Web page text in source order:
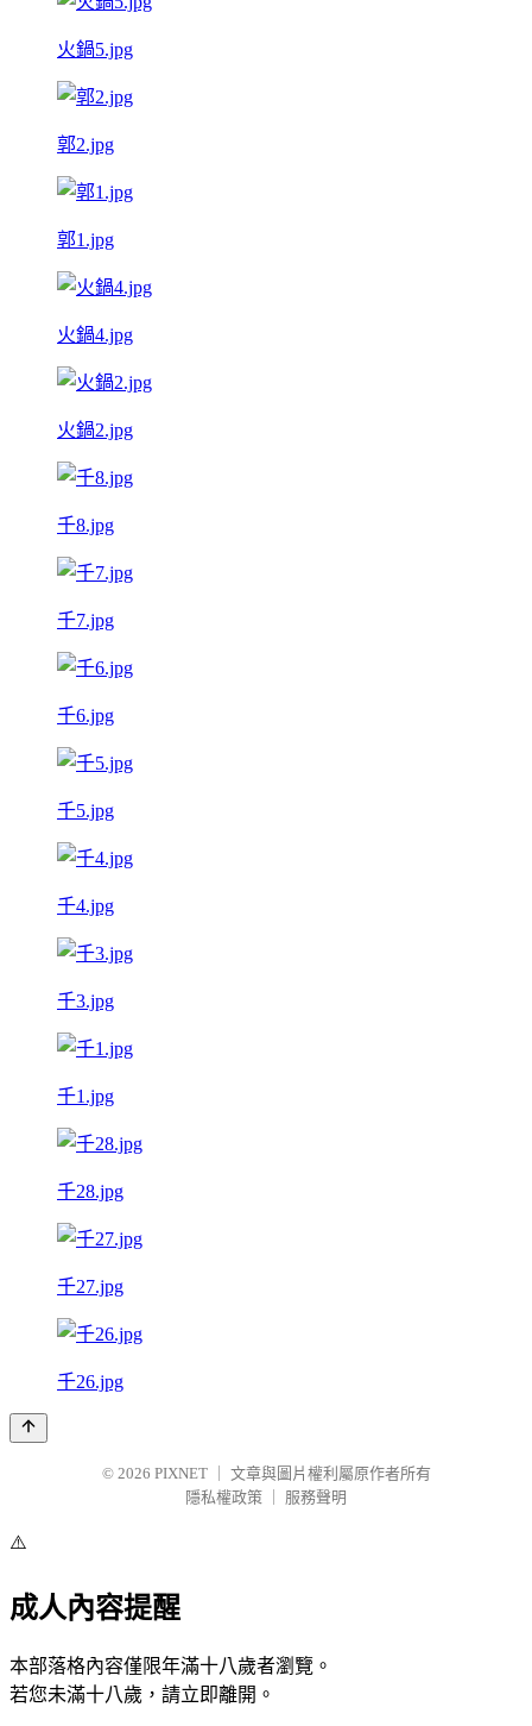
火鍋5.jpg
郭2.jpg
郭1.jpg
火鍋4.jpg
火鍋2.jpg
千8.jpg
千7.jpg
千6.jpg
千5.jpg
千4.jpg
千3.jpg
千1.jpg
千28.jpg
千27.jpg
千26.jpg
© 2026 PIXNET
文章與圖片權利屬原作者所有
隱私權政策
服務聲明
⚠️
成人內容提醒
本部落格內容僅限年滿十八歲者瀏覽。
若您未滿十八歲，請立即離開。